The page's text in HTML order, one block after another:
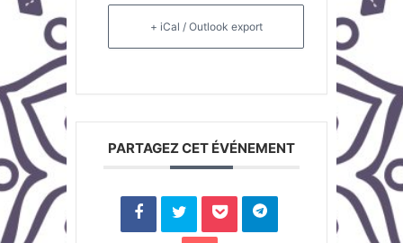
+ iCal / Outlook export
PARTAGEZ CET ÉVÉNEMENT